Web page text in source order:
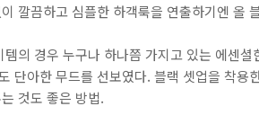
깔끔하고 심플한 하객룩을 연출하기엔 올
템의 경우 누구나 하나쯤 가지고 있는 에센
단아한 무드를 선보였다. 블랙 셋업을 착
것도 좋은 방법.